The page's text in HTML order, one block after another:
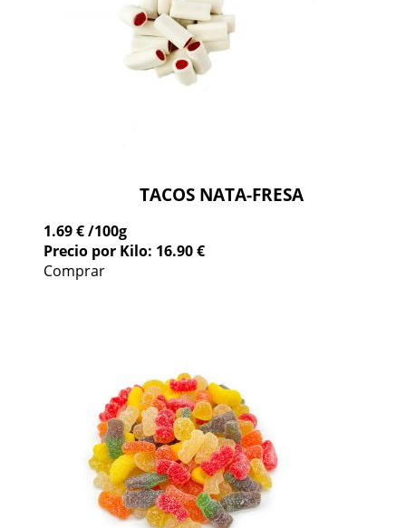
TACOS NATA-FRESA
1.69 €/100g
Precio por Kilo: 16.90 €
Comprar